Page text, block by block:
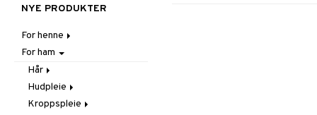
NYE PRODUKTER
For henne
Hår
Accessoarer
Balsam
Børster / Kammer
Hudpleie
Ansiktscremer
Fet hud
Ansiktspleie
Kosmetikk
Gift Set
Kroppspleie
For ham
Hår
Balsam
Elektroniske produkter
Hudpleie
Ansiktscremer
Kroppspleie